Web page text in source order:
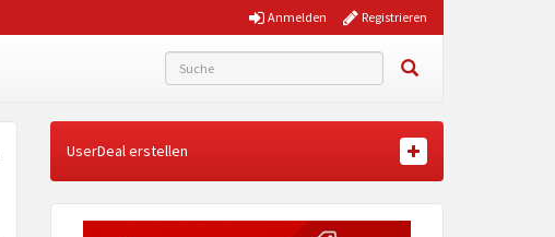
Registrieren
Anmelden
UserDeal erstellen